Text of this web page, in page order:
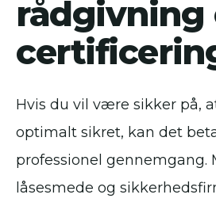
rådgivning
Hvis du vil være sikker på,
optimalt sikret, kan det
professionel gennemgang.
låsesmede og